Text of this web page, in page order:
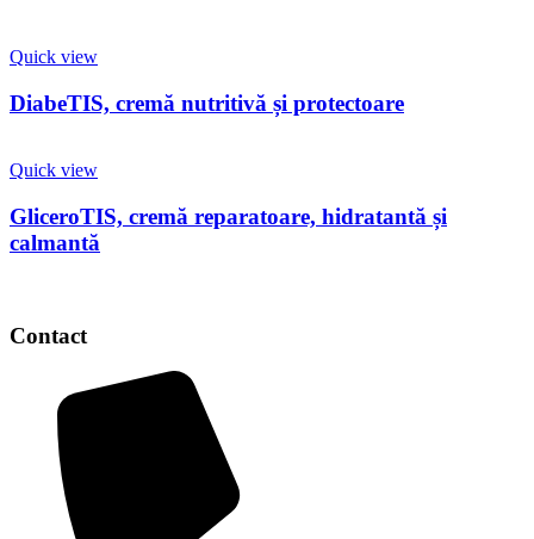
Quick view
DiabeTIS, cremă nutritivă și protectoare
Quick view
GliceroTIS, cremă reparatoare, hidratantă și
calmantă
Contact